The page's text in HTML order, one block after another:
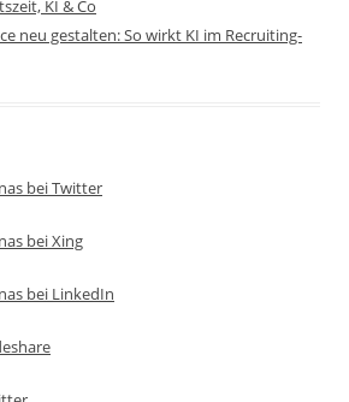
KI & Co
neu gestalten: So wirkt KI im Recruiting-
bei Twitter
bei Xing
bei LinkedIn